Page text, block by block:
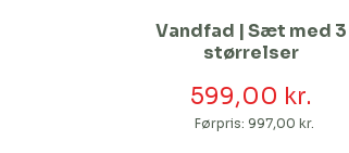
Vandfad | Sæt med 3
størrelser
599,00 kr.
Førpris: 997,00 kr.